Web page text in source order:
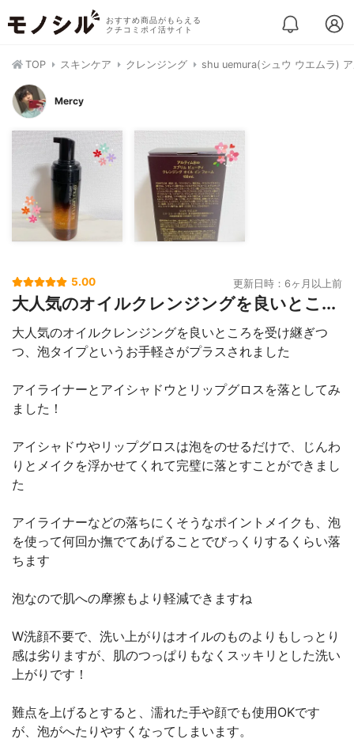
おすすめ商品がもらえる
クチコミポイ活サイト
TOP スキンケア クレンジング shu uemura(シュウ ウエムラ)
Mercy
5.00 更新日時：6ヶ月以上前
大人気のオイルクレンジングを良いとこ...
大人気のオイルクレンジングを良いところを受け継ぎつ
つ、泡タイプというお手軽さがプラスされました
アイライナーとアイシャドウとリップグロスを落としてみ
ました！
アイシャドウやリップグロスは泡をのせるだけで、じんわ
りとメイクを浮かせてくれて完璧に落とすことができまし
た
アイライナーなどの落ちにくそうなポイントメイクも、泡
を使って何回か撫でてあげることでびっくりするくらい落
ちます
泡なので肌への摩擦もより軽減できますね
W洗顔不要で、洗い上がりはオイルのものよりもしっとり
感は劣りますが、肌のつっぱりもなくスッキリとした洗い
上がりです！
難点を上げるとすると、濡れた手や顔でも使用OKです
が、泡がへたりやすくなってしまいます。